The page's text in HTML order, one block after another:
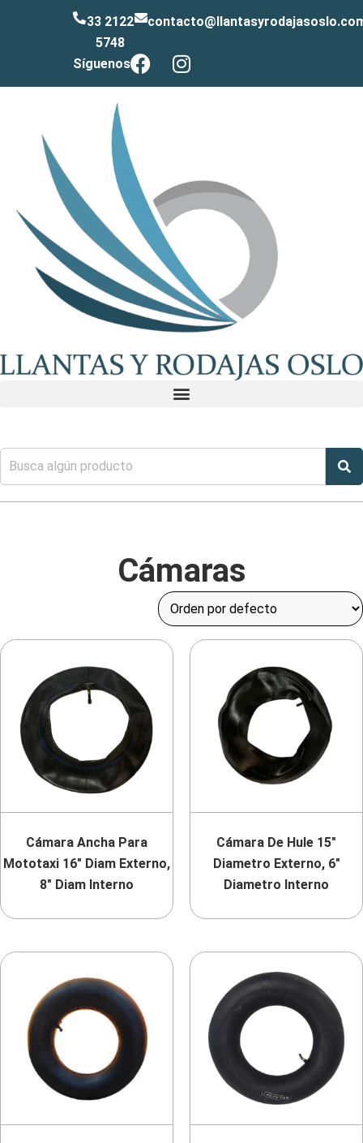
33 2122
5748
Síguenos
Cámaras
Cámara Ancha Para
Mototaxi 16″ Diam Externo,
8″ Diam Interno
Cámara De Hule 15″
Diametro Externo, 6″
Diametro Interno